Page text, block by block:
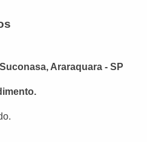
Araraquara - SP